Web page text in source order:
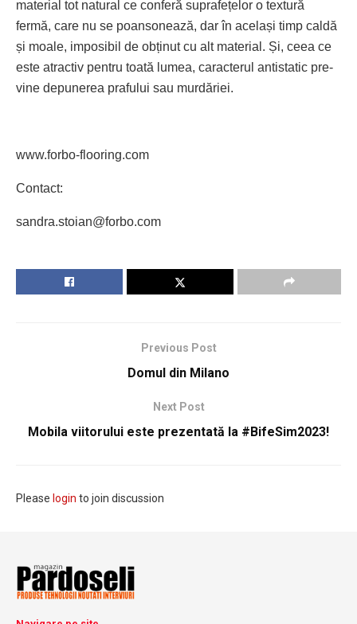
material tot natural ce conferă suprafețelor o textură
fermă, care nu se poansonează, dar în același timp caldă
și moale, imposibil de obținut cu alt material. Și, ceea ce
este atractiv pentru toată lumea, caracterul antistatic pre­
vine depunerea prafului sau murdăriei.
www.forbo-flooring.com
Contact:
sandra.stoian@forbo.com
Previous Post
Domul din Milano
Next Post
Mobila viitorului este prezentată la #BifeSim2023!
Please login to join discussion